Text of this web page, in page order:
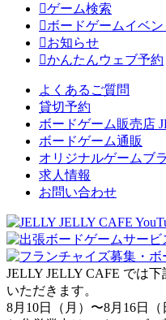
ゲーム検索
ボードゲームイベン
お知らせ
かんたんウェブ予約
よくあるご質問
貸切予約
ボードゲーム販売店
ボードゲーム通販
オリジナルゲームブ
求人情報
お問い合わせ
JELLY JELLY CAFE では
いただきます。
8月10日（月）〜8月16日（